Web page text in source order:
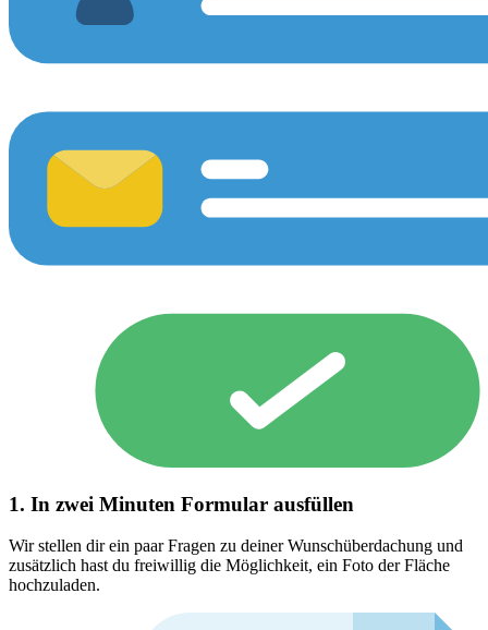
1. In zwei Minuten Formular ausfüllen
Wir stellen dir ein paar Fragen zu deiner Wunschüberdachung und
zusätzlich hast du freiwillig die Möglichkeit, ein Foto der Fläche
hochzuladen.